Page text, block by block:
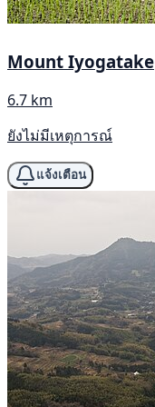
Mount Iyogatake
6.7 km
ยังไม่มีเหตุการณ์
แจ้งเตือน